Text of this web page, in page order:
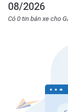
08/2026
Có 0 tin bán xe cho